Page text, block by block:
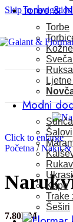
Skip toTorbe &
Torbe
Modni
Šalovi
Kape
Trake
Šeširi
Click to enlarge
Početna / Nakit &
7.80KM